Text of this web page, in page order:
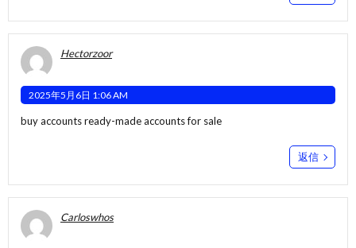
Hectorzoor
2025年5月6日 1:06 AM
buy accountsready-made accounts for sale
返信
Carloswhos